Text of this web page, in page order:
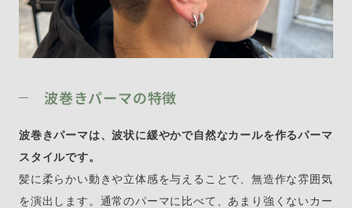
波巻きパーマの特徴
波巻きパーマは、波状に緩やかで自然なカールを作るパーマ
スタイルです。
髪に柔らかい動きや立体感を与えることで、無造作な雰囲気
を演出します。通常のパーマに比べて、あまり強くないカー